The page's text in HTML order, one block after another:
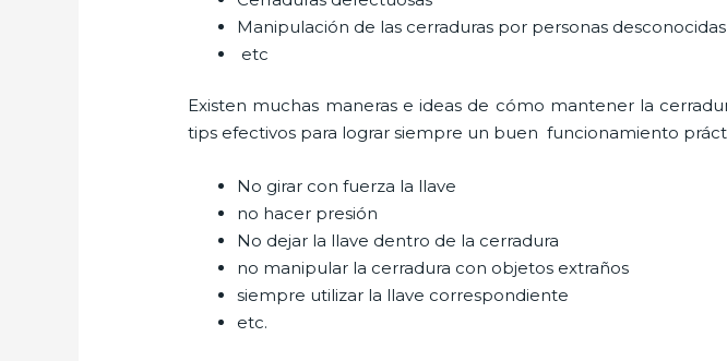
Manipulación de las cerraduras por personas desconocidas
etc
Existen muchas maneras e ideas de cómo mantener la
tips efectivos para lograr siempre un buen funcionamiento
No girar con fuerza la llave
no hacer presión
No dejar la llave dentro de la cerradura
no manipular la cerradura con objetos extraños
siempre utilizar la llave correspondiente
etc.